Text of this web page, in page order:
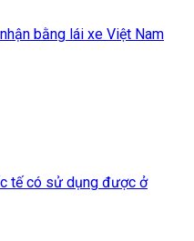
bằng lái xe Việt Nam
tế có sử dụng được ở